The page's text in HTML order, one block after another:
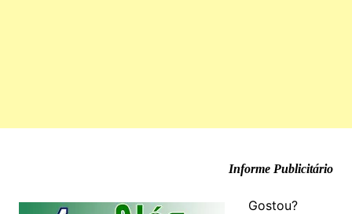
Informe Publicitário
Gostou?